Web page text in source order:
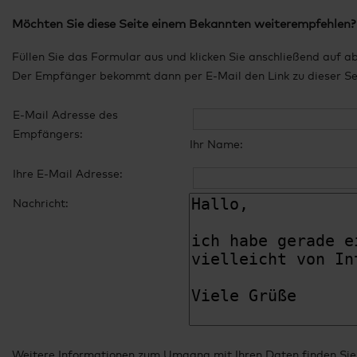
Möchten Sie diese Seite einem Bekannten weiterempfehlen?
Füllen Sie das Formular aus und klicken Sie anschließend auf
Der Empfänger bekommt dann per E-Mail den Link zu dieser
E-Mail Adresse des
Empfängers:
Ihr Name:
Ihre E-Mail Adresse:
Nachricht:
Weitere Informationen zum Umgang mit Ihren Daten finden